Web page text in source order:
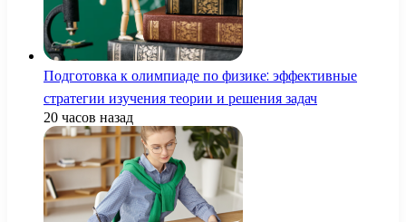
Подготовка к олимпиаде по физике: эффективные
стратегии изучения теории и решения задач
20 часов назад